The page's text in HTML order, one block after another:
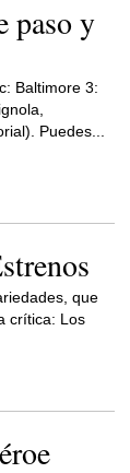
paso y
Baltimore 3:
Puedes...
que
crítica: Los